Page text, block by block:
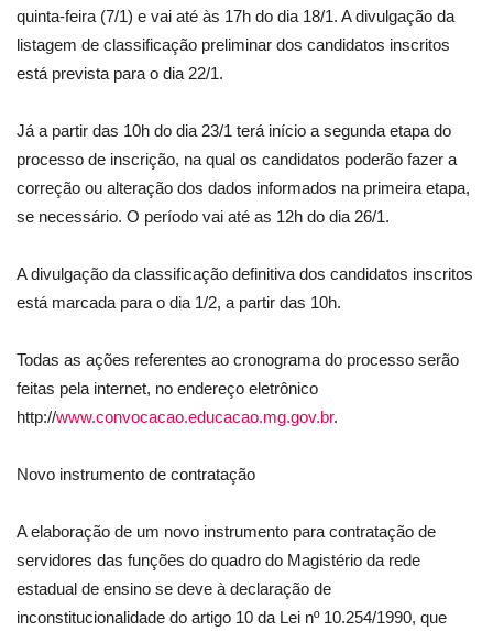
quinta-feira (7/1) e vai até às 17h do dia 18/1. A divulgação da
listagem de classificação preliminar dos candidatos inscritos
está prevista para o dia 22/1.
Já a partir das 10h do dia 23/1 terá início a segunda etapa do
processo de inscrição, na qual os candidatos poderão fazer a
correção ou alteração dos dados informados na primeira etapa,
se necessário. O período vai até as 12h do dia 26/1.
A divulgação da classificação definitiva dos candidatos inscritos
está marcada para o dia 1/2, a partir das 10h.
Todas as ações referentes ao cronograma do processo serão
feitas pela internet, no endereço eletrônico
http://www.convocacao.educacao.mg.gov.br.
Novo instrumento de contratação
A elaboração de um novo instrumento para contratação de
servidores das funções do quadro do Magistério da rede
estadual de ensino se deve à declaração de
inconstitucionalidade do artigo 10 da Lei nº 10.254/1990, que